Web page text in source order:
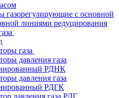
газорегулирующие с основной
линиями редуцирования
газа
давления газа
РДНК
давления газа
РДГК
давления газа РДГ